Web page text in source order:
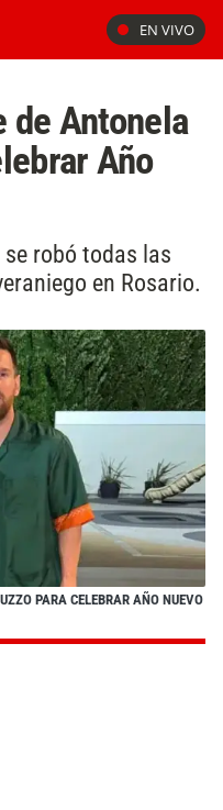
EN VIVO
de Antonela
Año
robó todas las
en Rosario.
PARA CELEBRAR AÑO NUEVO